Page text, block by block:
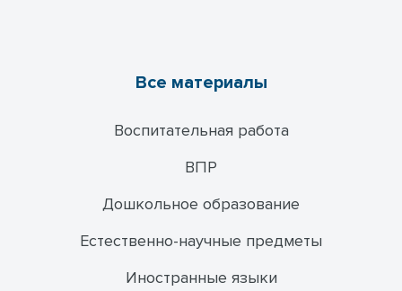
Все материалы
Воспитательная работа
ВПР
Дошкольное образование
Естественно-научные предметы
Иностранные языки